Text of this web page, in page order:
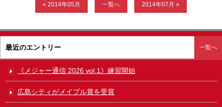
「体験」「見学」お申し込み／その他お問合わせ
リトルリーグについて
« 2014年05月 一覧へ 2014年07月 »
最近のエントリー 一覧へ
《メジャー通信 2026 vol.1》練習開始
広島シティがメイプル賞を受賞